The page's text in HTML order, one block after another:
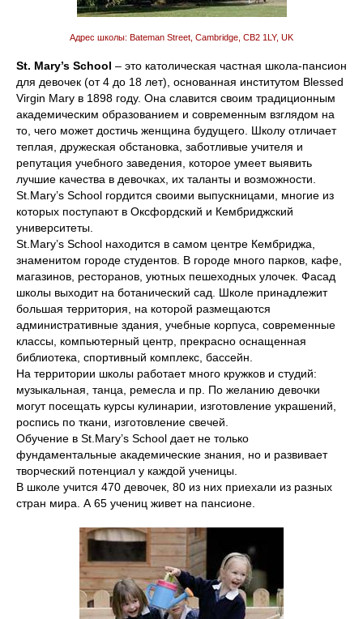
Адрес школы: Bateman Street, Cambridge, CB2 1LY, UK
St. Mary’s School – это католическая частная школа-пансион
для девочек (от 4 до 18 лет), основанная институтом Blessed
Virgin Mary в 1898 году. Она славится своим традиционным
академическим образованием и современным взглядом на
то, чего может достичь женщина будущего. Школу отличает
теплая, дружеская обстановка, заботливые учителя и
репутация учебного заведения, которое умеет выявить
лучшие качества в девочках, их таланты и возможности.
St.Mary’s School гордится своими выпускницами, многие из
которых поступают в Оксфордский и Кембриджский
университеты.
St.Mary’s School находится в самом центре Кембриджа,
знаменитом городе студентов. В городе много парков, кафе,
магазинов, ресторанов, уютных пешеходных улочек. Фасад
школы выходит на ботанический сад. Школе принадлежит
большая территория, на которой размещаются
административные здания, учебные корпуса, современные
классы, компьютерный центр, прекрасно оснащенная
библиотека, спортивный комплекс, бассейн.
На территории школы работает много кружков и студий:
музыкальная, танца, ремесла и пр. По желанию девочки
могут посещать курсы кулинарии, изготовление украшений,
роспись по ткани, изготовление свечей.
Обучение в St.Mary’s School дает не только
фундаментальные академические знания, но и развивает
творческий потенциал у каждой ученицы.
В школе учится 470 девочек, 80 из них приехали из разных
стран мира. А 65 учениц живет на пансионе.